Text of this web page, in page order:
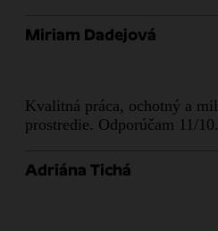
Miriam Dadejová
Kvalitná práca, ochotný a
prostredie. Odporúčam 11/
Adriána Tichá